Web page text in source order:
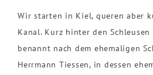
Wir starten in Kiel, queren aber
Kanal. Kurz hinter den
benannt nach dem ehemaligen
Herrmann Tiessen, in dessen